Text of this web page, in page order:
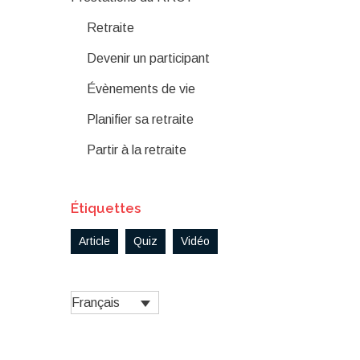
Retraite
Devenir un participant
Évènements de vie
Planifier sa retraite
Partir à la retraite
Étiquettes
Article Quiz Vidéo
Français